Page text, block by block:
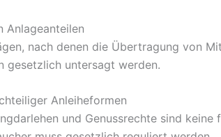
Anlageanteilen
nach denen die Übertragung von
gesetzlich untersagt werden.
Anleiheformen
und Genussrechte sind